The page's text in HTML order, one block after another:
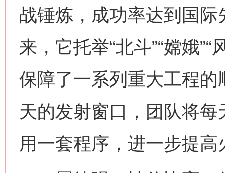
战锤炼，成功率达到国
来，它托举“北斗”“嫦娥”“
保障了一系列重大工程
天的发射窗口，团队将
用一套程序，进一步提